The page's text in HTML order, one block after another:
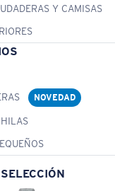
Y CAMISAS
NOVEDAD